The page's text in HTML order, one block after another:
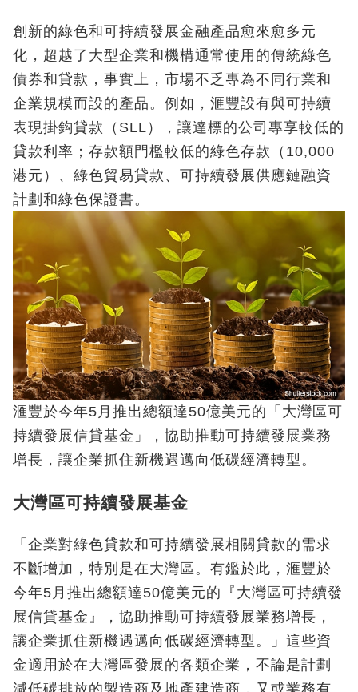
創新的綠色和可持續發展金融產品愈來愈多元
化，超越了大型企業和機構通常使用的傳統綠色
債券和貸款，事實上，市場不乏專為不同行業和
企業規模而設的產品。例如，滙豐設有與可持續
表現掛鈎貸款（SLL），讓達標的公司專享較低的
貸款利率；存款額門檻較低的綠色存款（10,000
港元）、綠色貿易貸款、可持續發展供應鏈融資
計劃和綠色保證書。
滙豐於今年5月推出總額達50億美元的「大灣區可
持續發展信貸基金」，協助推動可持續發展業務
增長，讓企業抓住新機遇邁向低碳經濟轉型。
大灣區可持續發展基金
「企業對綠色貸款和可持續發展相關貸款的需求
不斷增加，特別是在大灣區。有鑑於此，滙豐於
今年5月推出總額達50億美元的『大灣區可持續發
展信貸基金』，協助推動可持續發展業務增長，
讓企業抓住新機遇邁向低碳經濟轉型。」這些資
金適用於在大灣區發展的各類企業，不論是計劃
減低碳排放的製造商及地產建造商，又或業務有